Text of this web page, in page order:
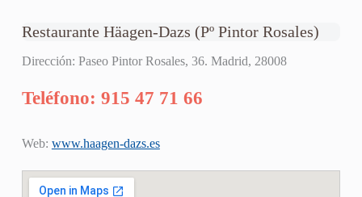
Restaurante Häagen-Dazs (Pº Pintor Rosales)
Dirección: Paseo Pintor Rosales, 36. Madrid, 28008
Teléfono: 915 47 71 66
Web: www.haagen-dazs.es